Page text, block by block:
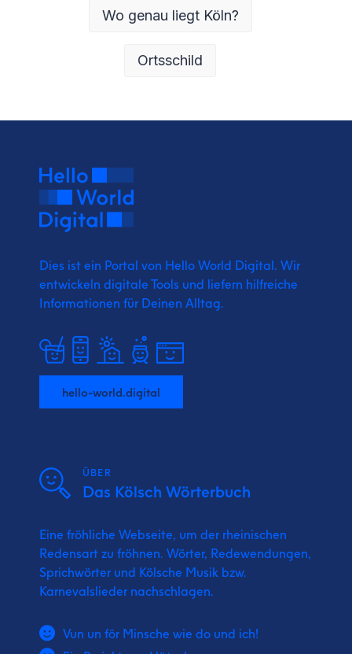
Wo genau liegt Köln?
Ortsschild
Dies ist ein Portal von Hello World Digital. Wir
entwickeln digitale Tools und liefern hilfreiche
Informationen für Deinen Alltag.
hello-world.digital
ÜBER
Das Kölsch Wörterbuch
Eine fröhliche Webseite, um der rheinischen
Redensart zu fröhnen. Wörter, Redewendungen,
Sprichwörter und Kölsche Musik bzw.
Karnevalslieder nachschlagen.
Vun un för Minsche wie do und ich!